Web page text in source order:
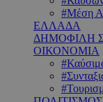
#Μέση
ΕΛΛΑΔΑ
ΔΗΜΟΦΙΛΗ
ΟΙΚΟΝΟΜΙΑ